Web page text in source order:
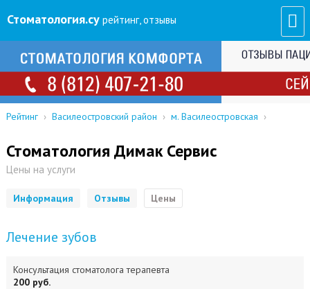
Стоматология.су рейтинг, отзывы
Рейтинг › Василеостровский район › м. Василеостровская ›
Стоматология Димак Сервис
Цены на услуги
Информация Отзывы Цены
Лечение зубов
Консультация стоматолога терапевта
200 руб.